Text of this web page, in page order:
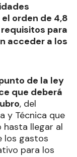
orden de 4,8
para
acceder a los
de la ley
que deberá
, del
y Técnica que
llegar al
los gastos
para los